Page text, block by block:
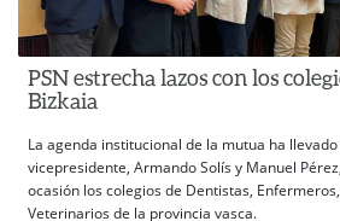
PSN estrecha lazos con los
Bizkaia
La agenda institucional de la mutua ha
vicepresidente, Armando Solís y Manuel
ocasión los colegios de Dentistas,
Veterinarios de la provincia vasca.